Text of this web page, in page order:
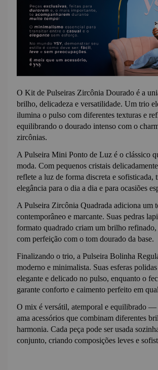
O Kit de Pulseiras Zircônia Dourado é a
brilho, delicadeza e versatilidade. Um trio
ilumina o pulso com diferentes texturas e
equilibrando o dourado intenso com o
zircônias.
A Pulseira Mini Ponto de Luz é o clássico
moda. Com pequenos cristais
reflete a luz de forma discreta e sofisticada,
elegância para o dia a dia e para ocasiões
A Pulseira Zircônia Quadrada adiciona um
contemporâneo e marcante. Suas pedras
formato quadrado criam um brilho refinado,
com perfeição com o tom dourado da base.
Finalizando o trio, a Pulseira Bolinha
moderno e minimalista. Suas esferas
elegante e delicado no pulso, enquanto o
garante conforto e caimento perfeito em
O mix é versátil, atemporal e equilibrado —
ama acessórios que combinam diferentes
harmonia. Cada peça pode ser usada
conjunto, criando composições leves e